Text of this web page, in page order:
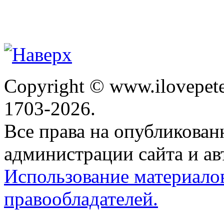
Copyright ©
1703-2026.
Все права на
администрации сайта и
Использование
правообладателей.